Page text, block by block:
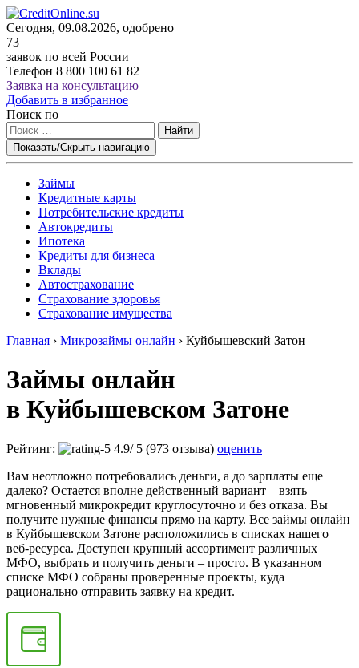
Сегодня, 09.08.2026, одобрено
73
заявок по всей России
Телефон 8 800 100 61 82
Заявка на консультацию
Добавить в избранное
Поиск по
Найти
Показать/Скрыть навигацию
Займы
Кредитные карты
Потребительские кредиты
Автокредиты
Ипотека
Кредиты для бизнеса
Вклады
Автострахование
Страхование здоровья
Страхование имущества
Главная › Микрозаймы онлайн › Куйбышевский Затон
Займы онлайн
в Куйбышевском Затоне
Рейтинг: 4.9/ 5 (973 отзыва) оценить
Вам неотложно потребовались деньги, а до зарплаты еще
далеко? Остается вполне действенный вариант – взять
мгновенный микрокредит круглосуточно и без отказа. Вы
получите нужные финансы прямо на карту. Все займы онлайн
в Куйбышевском Затоне расположились в списках нашего
веб-ресурса. Доступен крупный ассортимент различных
МФО, выбрать и получить деньги – просто. В указанном
списке МФО собраны проверенные проекты, куда
рационально отправить заявку на кредит.